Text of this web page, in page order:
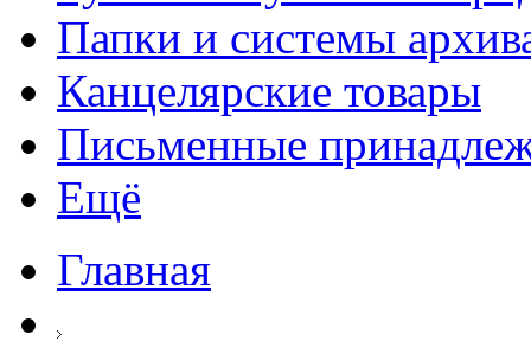
Папки и системы
Канцелярские товары
Письменные
Ещё
Главная